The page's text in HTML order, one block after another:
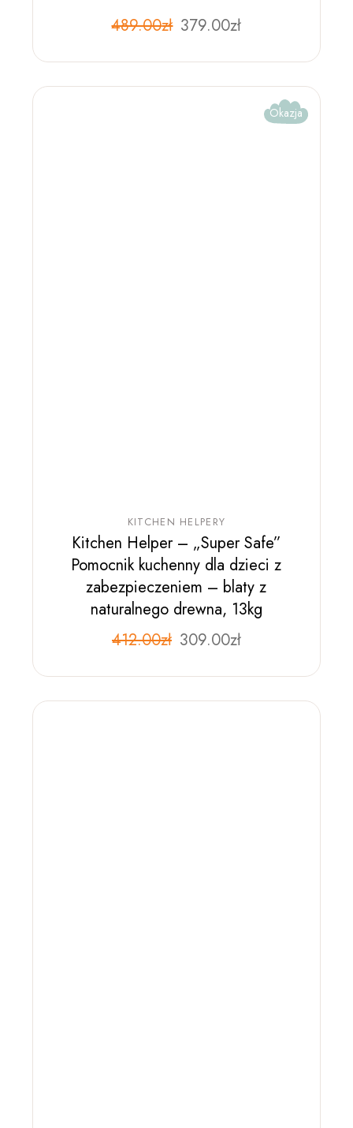
489.00zł 379.00zł
Okazja
KITCHEN HELPERY
Kitchen Helper – „Super Safe”
Pomocnik kuchenny dla dzieci z
zabezpieczeniem – blaty z
naturalnego drewna, 13kg
412.00zł 309.00zł